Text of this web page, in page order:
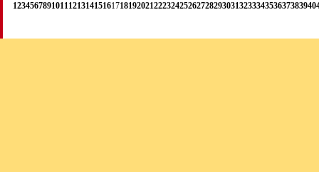
12345678910111213141516171819202122232425262728293031323334353637383940